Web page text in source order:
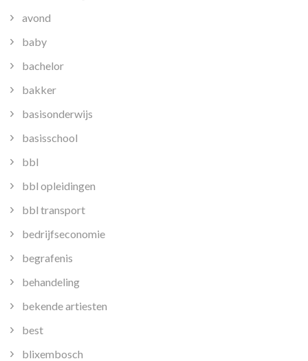
avond
baby
bachelor
bakker
basisonderwijs
basisschool
bbl
bbl opleidingen
bbl transport
bedrijfseconomie
begrafenis
behandeling
bekende artiesten
best
blixembosch